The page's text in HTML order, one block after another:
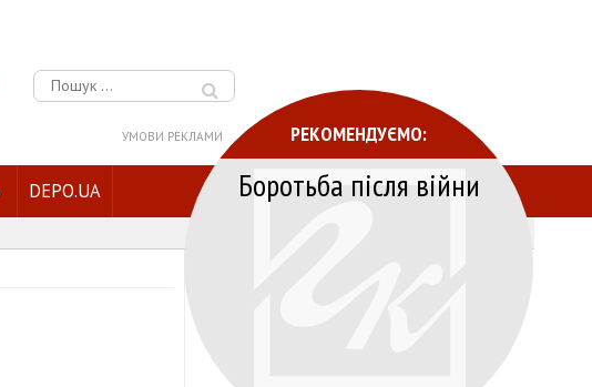
Пошук:
УМОВИ РЕКЛАМИ
DEPO.UA
РЕКОМЕНДУЄМО:
Боротьба після війни